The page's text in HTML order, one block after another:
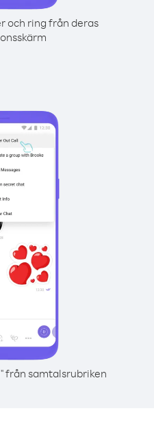
och ring från deras
från samtalsrubriken